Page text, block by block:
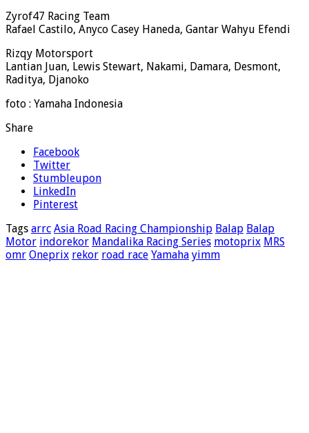
Zyrof47 Racing Team
Rafael Castilo, Anyco Casey Haneda, Gantar Wahyu Efendi
Rizqy Motorsport
Lantian Juan, Lewis Stewart, Nakami, Damara, Desmont,
Raditya, Djanoko
foto : Yamaha Indonesia
Share
Facebook
Twitter
Stumbleupon
LinkedIn
Pinterest
Tags arrc Asia Road Racing Championship Balap Balap
Motor indorekor Mandalika Racing Series motoprix MRS
omr Oneprix rekor road race Yamaha yimm